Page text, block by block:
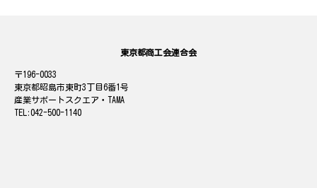
東京都商工会連合会
196-0033
東京都昭島市東町3丁目6番1号
産業サポートスクエア・TAMA
042-500-1140